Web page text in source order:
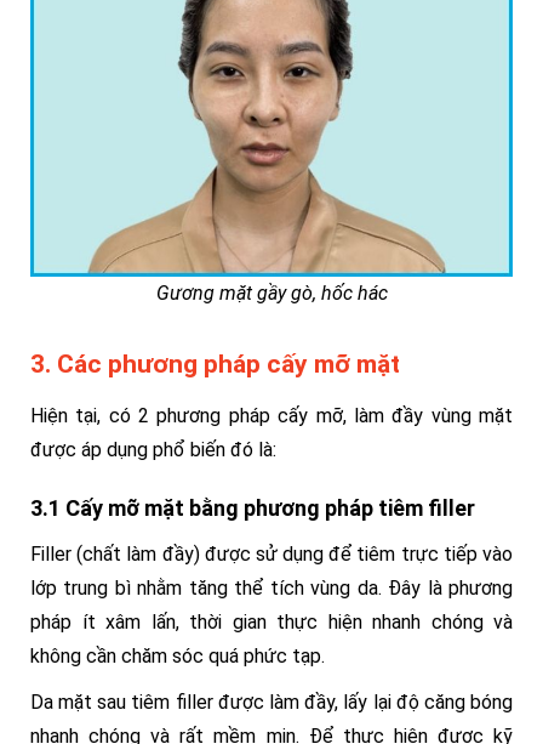
Gương mặt gầy gò, hốc hác
3. Các phương pháp cấy mỡ mặt
Hiện tại, có 2 phương pháp cấy mỡ, làm đầy vùng mặt
được áp dụng phổ biến đó là:
3.1 Cấy mỡ mặt bằng phương pháp tiêm filler
Filler (chất làm đầy) được sử dụng để tiêm trực tiếp vào
lớp trung bì nhằm tăng thể tích vùng da. Đây là phương
pháp ít xâm lấn, thời gian thực hiện nhanh chóng và
không cần chăm sóc quá phức tạp.
Da mặt sau tiêm filler được làm đầy, lấy lại độ căng bóng
nhanh chóng và rất mềm mịn. Để thực hiện được kỹ